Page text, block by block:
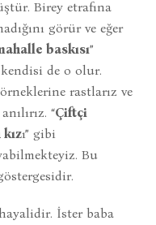
Birey etrafına
görür ve eğer
baskısı”
de o olur.
rastlarız ve
“Çiftçi
ı” gibi
Bu
İster baba